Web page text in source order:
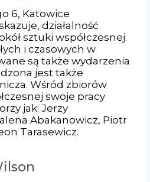
6, Katowice
działalność
sztuki współczesnej.
i czasowych w
są także wydarzenia
jest także
Wśród zbiorów
swoje pracy
jak: Jerzy
Abakanowicz, Piotr
Tarasewicz.